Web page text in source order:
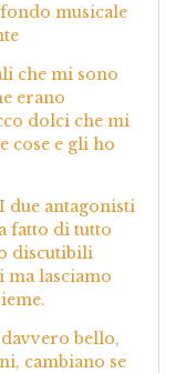
musicale
che mi sono
erano
dolci che mi
cose e gli ho
due antagonisti
fatto di tutto
discutibili
lasciamo
bello,
cambiano se